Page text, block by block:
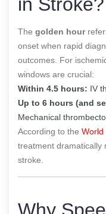
The golden hour
onset when rapid
outcomes. For
windows are crucial:
Within 4.5 hours: IV
Up to 6 hours (and
Mechanical
According to the World
treatment dramatically
stroke.
Why